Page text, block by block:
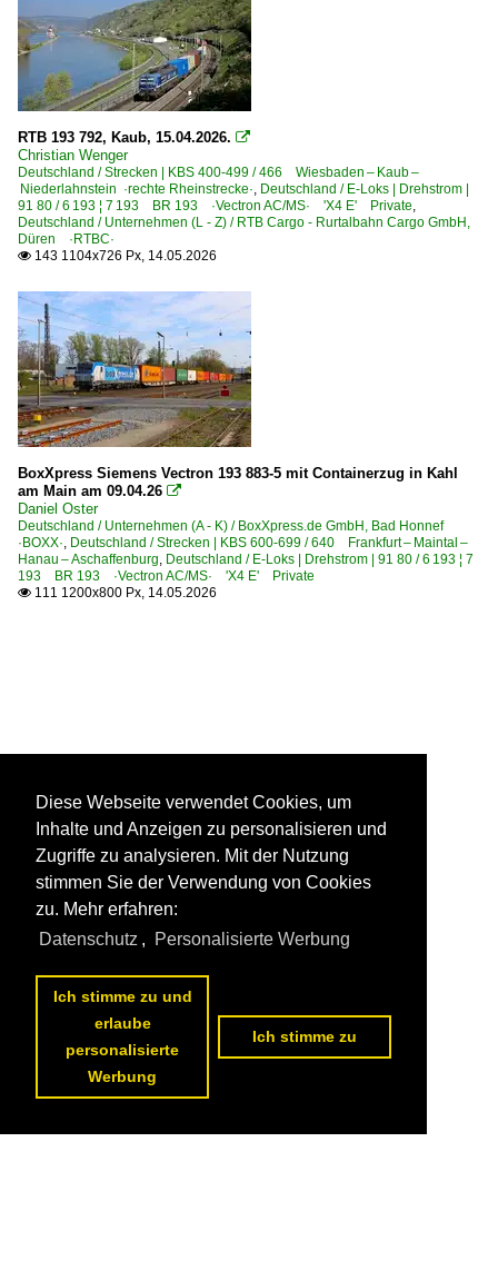
RTB 193 792, Kaub, 15.04.2026. 
Christian Wenger
Deutschland / Strecken | KBS 400-499 / 466 Wiesbaden – Kaub –
Niederlahnstein ·rechte Rheinstrecke·, Deutschland / E-Loks | Drehstrom |
91 80 / 6 193 ¦ 7 193 BR 193 ·Vectron AC/MS· 'X4 E' Private,
Deutschland / Unternehmen (L - Z) / RTB Cargo - Rurtalbahn Cargo GmbH,
Düren ·RTBC·
 143 1104x726 Px, 14.05.2026
BoxXpress Siemens Vectron 193 883-5 mit Containerzug in Kahl
am Main am 09.04.26 
Daniel Oster
Deutschland / Unternehmen (A - K) / BoxXpress.de GmbH, Bad Honnef
·BOXX·, Deutschland / Strecken | KBS 600-699 / 640 Frankfurt – Maintal –
Hanau – Aschaffenburg, Deutschland / E-Loks | Drehstrom | 91 80 / 6 193 ¦ 7
193 BR 193 ·Vectron AC/MS· 'X4 E' Private
 111 1200x800 Px, 14.05.2026
Diese Webseite verwendet Cookies, um
Inhalte und Anzeigen zu personalisieren und
Zugriffe zu analysieren. Mit der Nutzung
stimmen Sie der Verwendung von Cookies
zu. Mehr erfahren:
Datenschutz , Personalisierte Werbung
Ich stimme zu und
erlaube
personalisierte
Werbung
Ich stimme zu